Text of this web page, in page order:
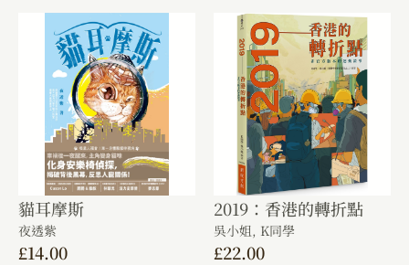
貓耳摩斯
夜透紫
£14.00
2019：香港的轉折點
吳小姐, K同學
£22.00